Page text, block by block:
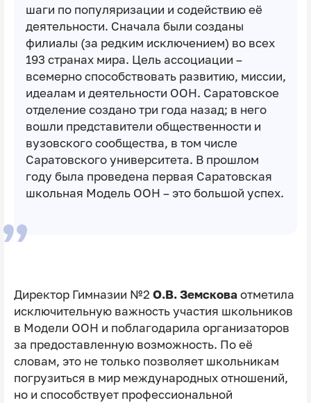
шаги по популяризации и содействию её
деятельности. Сначала были созданы
филиалы (за редким исключением) во всех
193 странах мира. Цель ассоциации –
всемерно способствовать развитию, миссии,
идеалам и деятельности ООН. Саратовское
отделение создано три года назад; в него
вошли представители общественности и
вузовского сообщества, в том числе
Саратовского университета. В прошлом
году была проведена первая Саратовская
школьная Модель ООН – это большой успех.
Директор Гимназии №2 О.В. Земсковаотметила
исключительную важность участия школьников
в Модели ООН и поблагодарила организаторов
за предоставленную возможность. По её
словам, это не только позволяет школьникам
погрузиться в мир международных отношений,
но и способствует профессиональной